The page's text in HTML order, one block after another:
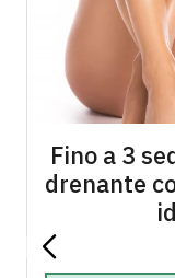
Fino a 3
drenante